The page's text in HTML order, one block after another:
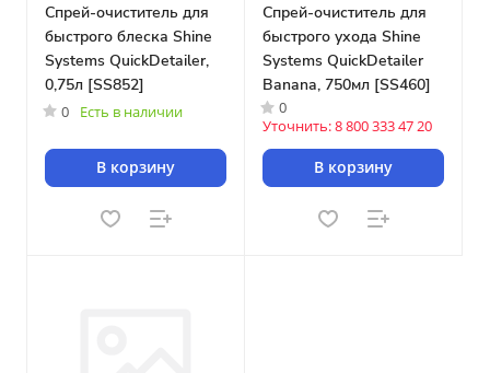
Спрей-очиститель для
быстрого блеска Shine
Systems QuickDetailer,
0,75л [SS852]
0 Есть в наличии
В корзину
Спрей-очиститель для
быстрого ухода Shine
Systems QuickDetailer
Banana, 750мл [SS460]
0
Уточнить: 8 800 333 47 20
В корзину